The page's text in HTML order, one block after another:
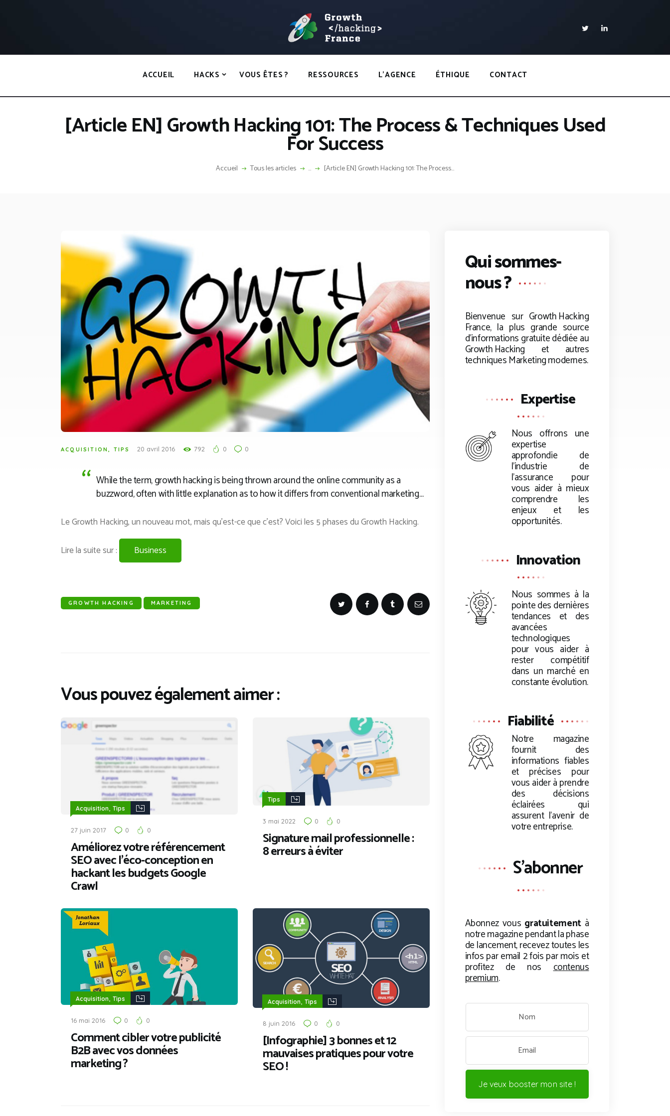
ACCUEIL HACKS VOUS ÊTES ? RESSOURCES L’AGENCE ÉTHIQUE CONTACT
[Article EN] Growth Hacking 101: The Process & Techniques Used
For Success
Accueil Tous les articles ... [Article EN] Growth Hacking 101: The Process...
GROWTH HACKING FRANCE
VOUS ÊTES ?
RESSOURCES
CONTACT
ACQUISITION TIPS 20 avril 2016 792 0 0
While the term, growth hacking is being thrown around the online community as a
buzzword, often with little explanation as to how it differs from conventional marketing…
Le Growth Hacking, un nouveau mot, mais qu’est-ce que c’est? Voici les 5 phases du Growth Hacking.
Lire la suite sur : Business
GROWTH HACKING MARKETING
Vous pouvez également aimer :
Acquisition Tips
27 juin 2017 0 0
Améliorez votre référencement
SEO avec l’éco-conception en
hackant les budgets Google
Crawl
Tips
3 mai 2022 0 0
Signature mail professionnelle :
8 erreurs à éviter
Acquisition Tips
16 mai 2016 0 0
Comment cibler votre publicité
B2B avec vos données
marketing ?
Acquisition Tips
8 juin 2016 0 0
[Infographie] 3 bonnes et 12
mauvaises pratiques pour votre
SEO !
Qui sommes-
nous ?
Bienvenue sur Growth Hacking
France, la plus grande source
d’informations gratuite dédiée au
Growth Hacking et autres
techniques Marketing modernes.
Expertise
Nous offrons une
expertise
approfondie de
l’industrie de
l’assurance pour
vous aider à mieux
comprendre les
enjeux et les
opportunités.
Innovation
Nous sommes à la
pointe des dernières
tendances et des
avancées
technologiques
pour vous aider à
rester compétitif
dans un marché en
constante évolution.
Fiabilité
Notre magazine
fournit des
informations fiables
et précises pour
vous aider à prendre
des décisions
éclairées qui
assurent l’avenir de
votre entreprise.
S'abonner
Abonnez vous gratuitementà
notre magazine pendant la phase
de lancement, recevez toutes les
infos par email 2 fois par mois et
profitez de noscontenus
premium.
Je veux booster mon site !